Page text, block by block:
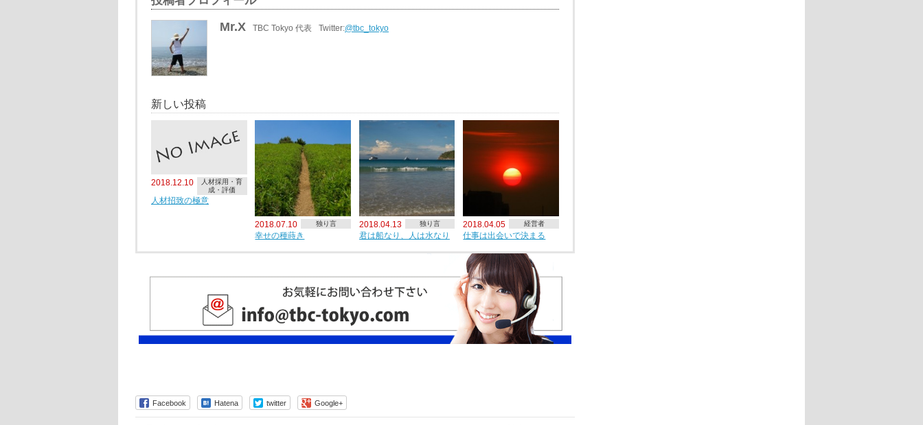
Mr.X TBC Tokyo 代表 Twitter:@tbc_tokyo
新しい投稿
2018.12.10
人材採用・育
成・評価
人材招致の極意
2018.07.10 独り言
幸せの種蒔き
2018.04.13 独り言
君は船なり、人は水なり
2018.04.05 経営者
仕事は出会いで決まる
Facebook Hatena twitter Google+